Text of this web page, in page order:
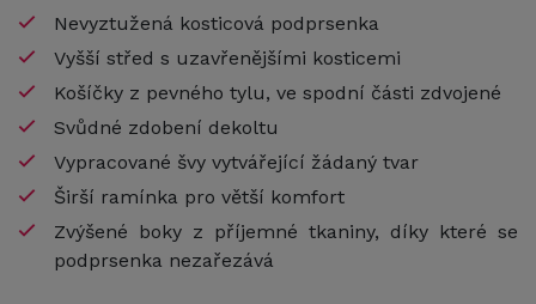
Nevyztužená kosticová podprsenka
Vyšší střed s uzavřenějšími kosticemi
Košíčky z pevného tylu, ve spodní části zdvojené
Svůdné zdobení dekoltu
Vypracované švy vytvářející žádaný tvar
Širší ramínka pro větší komfort
Zvýšené boky z příjemné tkaniny, díky které se
podprsenka nezařezává